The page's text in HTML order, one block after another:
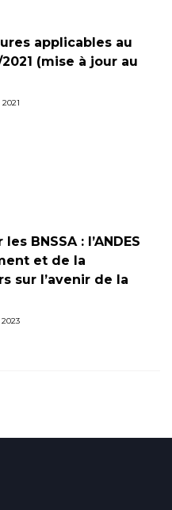
applicables au
(mise à jour au
BNSSA : l’ANDES
et de la
sur l’avenir de la